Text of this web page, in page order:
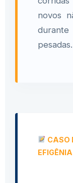
novos
pesadas.
CASO
EFIGÊNIA